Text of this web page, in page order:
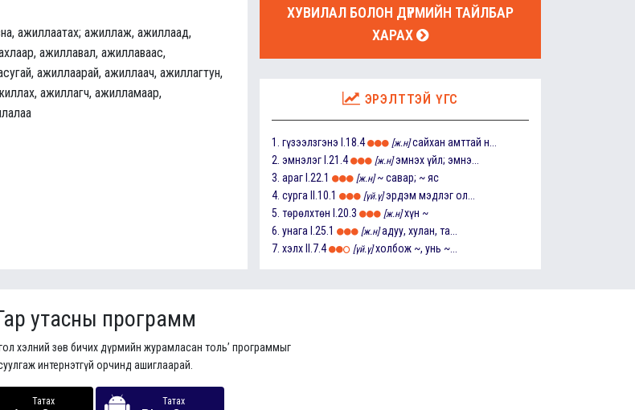
ажиллаатах; ажиллаж, ажиллаад,
ажиллавал, ажиллаваас,
ажиллаарай, ажиллаач, ажиллагтун,
ажиллагч, ажилламаар,
ХУВИЛАЛ БОЛОН ДҮРМИЙН ТАЙЛБАР
ХАРАХ
ЭРЭЛТТЭЙ ҮГС
1. гүзээлзгэнэ I.18.4 [ж.н] сайхан амттай н...
2. эмнэлэг I.21.4 [ж.н] эмнэх үйл; эмнэ...
3. араг I.22.1 [ж.н] ~ савар; ~ яс
4. сурга II.10.1 [үй.ү] эрдэм мэдлэг ол...
5. төрөлхтөн I.20.3 [ж.н] хүн ~
6. унага I.25.1 [ж.н] адуу, хулан, та...
7. хэлх II.7.4 [үй.ү] холбож ~, унь ~...
утасны программ
хэлний зөв бичих дүрмийн журамласан толь’ программыг
интернэтгүй орчинд ашиглаарай.
Татах Татах